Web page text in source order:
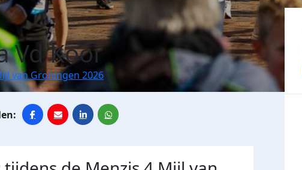
Vd Kooi
van Groningen 2026